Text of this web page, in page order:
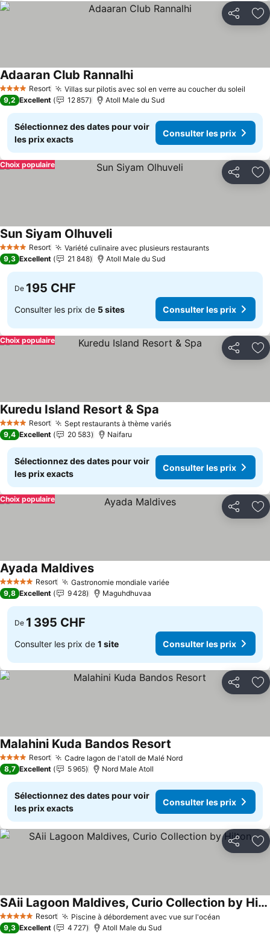
Partager
4 Étoiles Resort Villas sur pilotis avec sol en verre au coucher du soleil
Adaaran Club Rannalhi
9,2 Excellent 12 857 Atoll Male du Sud
Sélectionnez des dates pour voir
les prix exacts
Consulter les prix
Partager
Choix populaire
4 Étoiles Resort Variété culinaire avec plusieurs restaurants
Sun Siyam Olhuveli
9,3 Excellent 21 848 Atoll Male du Sud
De 195 CHF
Consulter les prix de 5 sites Consulter les prix
Partager
Choix populaire
4 Étoiles Resort Sept restaurants à thème variés
Kuredu Island Resort & Spa
9,4 Excellent 20 583 Naifaru
Sélectionnez des dates pour voir
les prix exacts
Consulter les prix
Partager
Choix populaire
5 Étoiles Resort Gastronomie mondiale variée
Ayada Maldives
9,8 Excellent 9 428 Maguhdhuvaa
De 1 395 CHF
Consulter les prix de 1 site Consulter les prix
Partager
4 Étoiles Resort Cadre lagon de l'atoll de Malé Nord
Malahini Kuda Bandos Resort
8,7 Excellent 5 965 Nord Male Atoll
Sélectionnez des dates pour voir
les prix exacts
Consulter les prix
Partager
5 Étoiles Resort Piscine à débordement avec vue sur l'océan
SAii Lagoon Maldives, Curio Collection by Hilton
9,3 Excellent 4 727 Atoll Male du Sud